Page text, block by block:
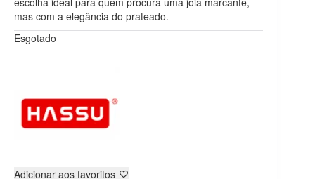
mas com a elegância do prateado.
Esgotado
Adicionar aos favoritos